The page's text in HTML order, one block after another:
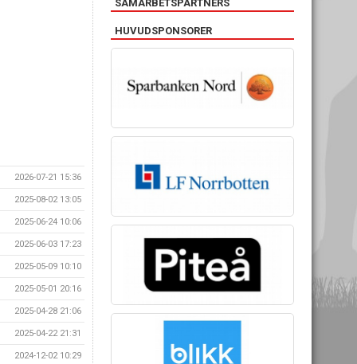
2026-07-21 15:36
2025-08-02 13:05
2025-06-24 10:06
2025-06-03 17:23
2025-05-09 10:10
2025-05-01 20:16
2025-04-28 21:06
2025-04-22 21:31
2024-12-02 10:29
SAMARBETSPARTNERS
HUVUDSPONSORER